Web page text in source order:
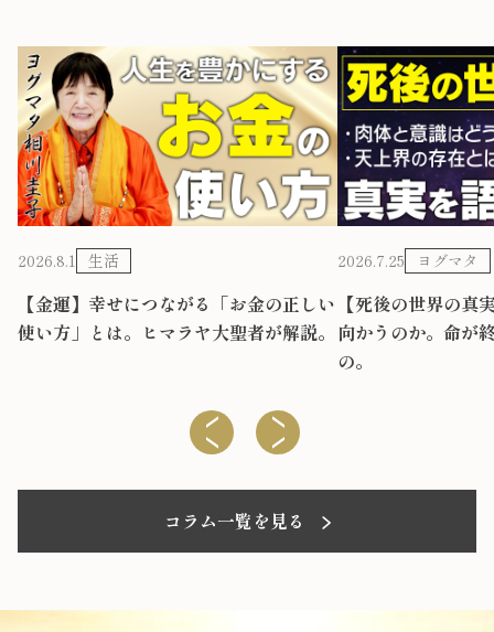
2026.8.1 生活
【金運】幸せにつながる「お金の正しい
使い方」とは。ヒマラヤ大聖者が解説。
2026.7.25 ヨグマタ
【死後の世界の真
向かうのか。命が
の。
コラム一覧を見る